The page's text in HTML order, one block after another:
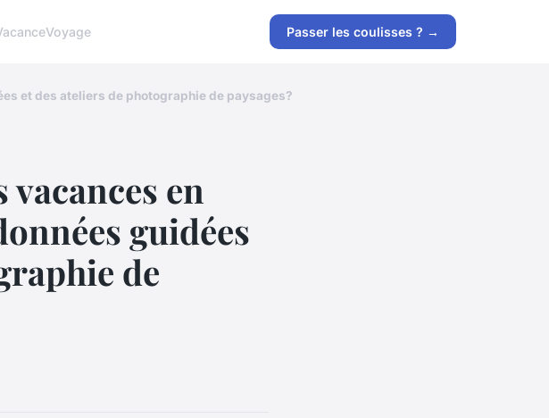
Voyage Passer les coulisses ? →
et des ateliers de photographie de paysages?
en
guidées
de